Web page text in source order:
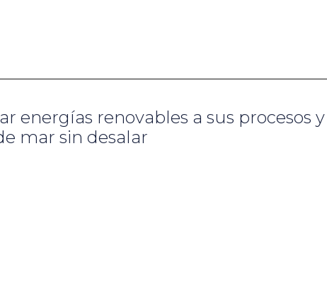
energías renovables a sus procesos y
mar sin desalar